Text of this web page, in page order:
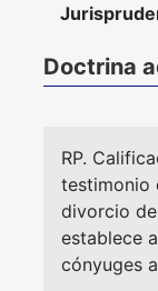
Doctrina
RP.
testimonio
divorcio
establece
cónyuges